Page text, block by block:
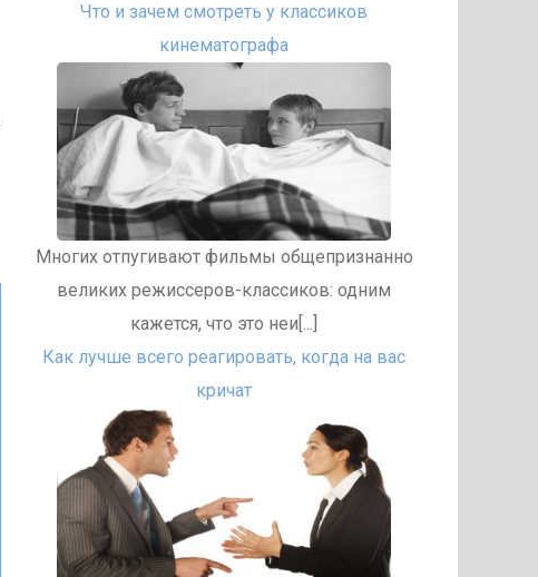
Что и зачем смотреть у классиков
кинематографа
Многих отпугивают фильмы общепризнанно
великих режиссеров-классиков: одним
кажется, что это неи[...]
Как лучше всего реагировать, когда на вас
кричат